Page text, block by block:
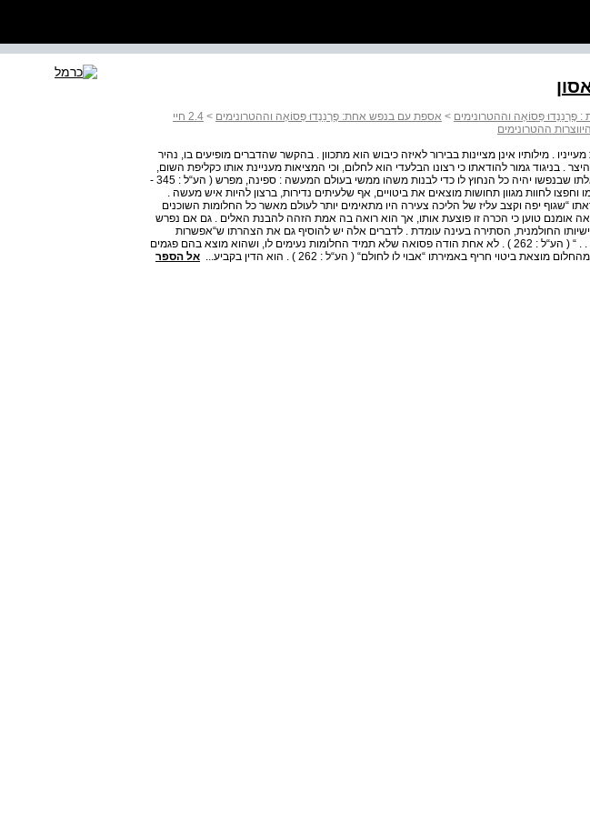
פְּסוֹאָה וההטרונימים > אספת עם בנפש אחת: פֶרְנַנְדוּ פְּסוֹאָה וההטרונימים >
2.4 חיי
ההטרונימים
. מילותיו אינן מציינות בבירור לאיזה כיבוש הוא מתכוון . בהקשר שהדברים מופיעים בו, נהיר
. בניגוד גמור להודאתו כי רצונו הבלעדי הוא לחלום, וכי המציאות מעניינת אותו כקליפת השום,
פסואה מבטא גם את משאלתו שבנפשו יהיה כל הנחוץ לו כדי לבנות משהו ממשי בעולם המעשה : ספינה, מפרש ( הע“ל : 345 -
וחפצו לחוות מגוון תחושות מוצאים את ביטויים, אף שלעיתים נדירות, ברצון להיות איש מעשה .
“שגוף יפה וקצב עליז של הליכה צעירה היו מתאימים יותר לעולם מאשר כל החלומות השוכנים
( סה“נ : 332 ) . פסואה אומנם טוען כי הכרה זו פוצעת אותו, אך הוא רואה בה אמת הזהה להבנת האלים . גם אם נפרש
החולמנית, הסתירה בעינה עומדת . לדברים אלה יש להוסיף גם את הצהרתו ש“אפשרות
בריחה אינה קיימת אצלי ! . . . “ ( הע“ל : 262 ) . לא אחת הודה פסואה שלא תמיד החלומות נעימים לו, ושהוא מוצא בהם פגמים
אל הספר